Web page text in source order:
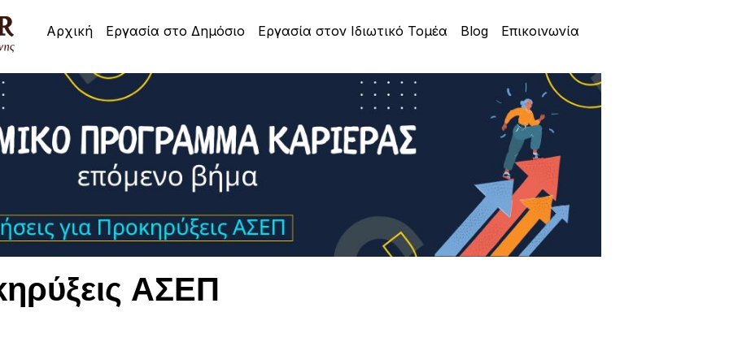
Αρχική Εργασία στο Δημόσιο Εργασία στον Ιδιωτικό Τομέα Blog Επικοινωνία
ΑΣΕΠ